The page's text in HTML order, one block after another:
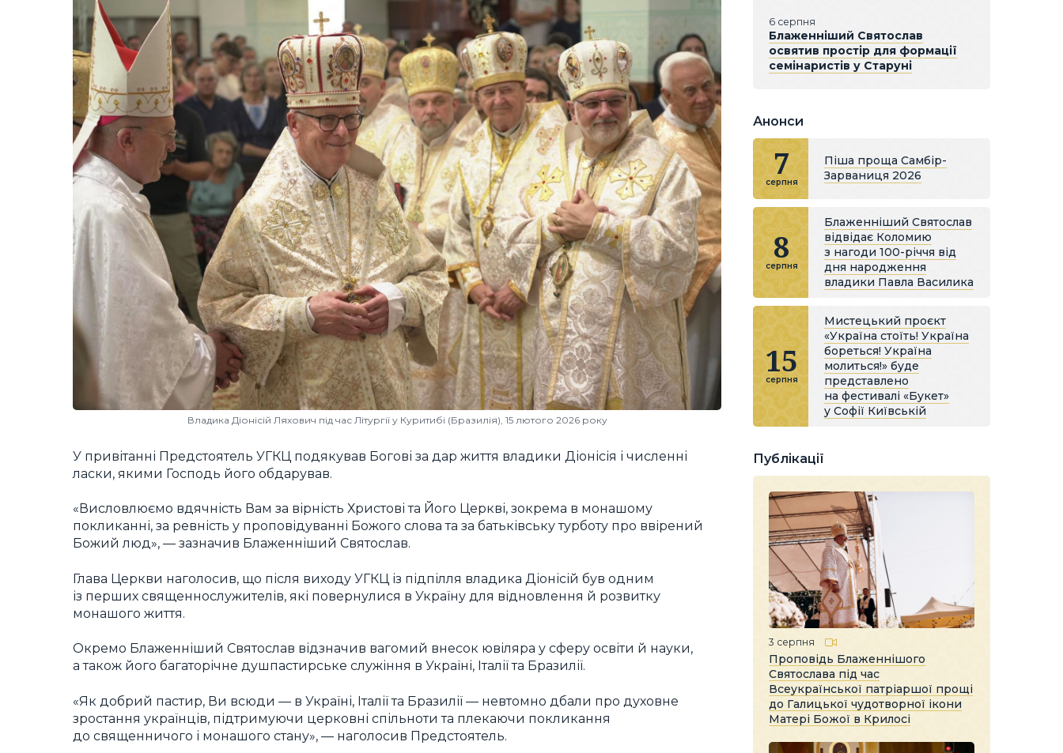
Владика Діонісій Ляхович під час Літургії у Куритибі (Бразилія), 15 лютого 2026 року
У привітанні Предстоятель УГКЦ подякував Богові за дар життя владики Діонісія і численні
ласки, якими Господь його обдарував.
«Висловлюємо вдячність Вам за вірність Христові та Його Церкві, зокрема в монашому
покликанні, за ревність у проповідуванні Божого слова та за батьківську турботу про ввірений
Божий люд», — зазначив Блаженніший Святослав.
Глава Церкви наголосив, що після виходу УГКЦ із підпілля владика Діонісій був одним
із перших священнослужителів, які повернулися в Україну для відновлення й розвитку
монашого життя.
Окремо Блаженніший Святослав відзначив вагомий внесок ювіляра у сферу освіти й науки,
а також його багаторічне душпастирське служіння в Україні, Італії та Бразилії.
«Як добрий пастир, Ви всюди — в Україні, Італії та Бразилії — невтомно дбали про духовне
зростання українців, підтримуючи церковні спільноти та плекаючи покликання
до священничого і монашого стану», — наголосив Предстоятель.
6 серпня
Блаженніший Святослав
освятив простір для формації
семінаристів у Старуні
Анонси
7
серпня
Піша проща Самбір-
Зарваниця 2026
8
серпня
Блаженніший Святослав
відвідає Коломию
з нагоди 100-річчя від
дня народження
владики Павла Василика
15
серпня
Мистецький проєкт
«Україна стоїть! Україна
бореться! Україна
молиться!» буде
представлено
на фестивалі «Букет»
у Софії Київській
Публікації
3 серпня
Проповідь Блаженнішого
Святослава під час
Всеукраїнської патріаршої прощі
до Галицької чудотворної ікони
Матері Божої в Крилосі